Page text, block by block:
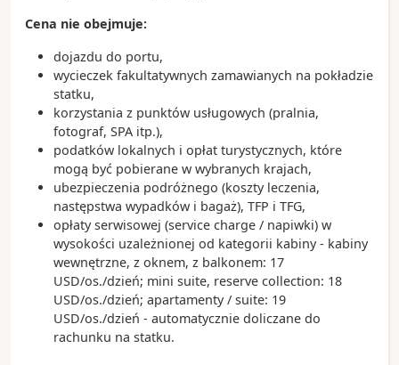
Cena nie obejmuje:
dojazdu do portu,
wycieczek fakultatywnych zamawianych na pokładzie
statku,
korzystania z punktów usługowych (pralnia,
fotograf, SPA itp.),
podatków lokalnych i opłat turystycznych, które
mogą być pobierane w wybranych krajach,
ubezpieczenia podróżnego (koszty leczenia,
następstwa wypadków i bagaż), TFP i TFG,
opłaty serwisowej (service charge / napiwki) w
wysokości uzależnionej od kategorii kabiny - kabiny
wewnętrzne, z oknem, z balkonem: 17
USD/os./dzień; mini suite, reserve collection: 18
USD/os./dzień; apartamenty / suite: 19
USD/os./dzień - automatycznie doliczane do
rachunku na statku.